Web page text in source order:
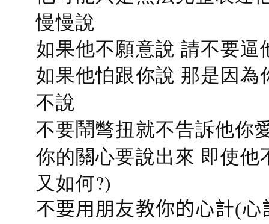
慢慢說
如果他不願意說 請不要逼
如果他怕跟你說 那是因
不說
不要鬧彆扭就不告訴他你
你的關心要說出來 即使
又如何?)
不要用朋友教你的心計(